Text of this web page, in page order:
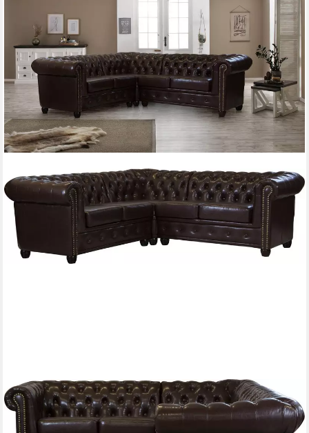
HOME AFFAIRE
Chesterfield-Sofa Rysum L-Form, Chesterfield-Optik,
gleichschenklig